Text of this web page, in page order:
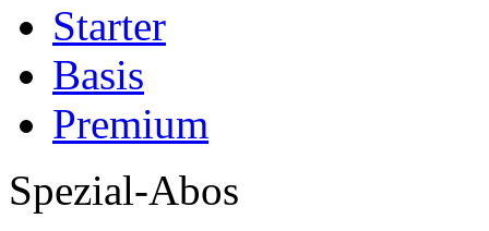
Starter
Basis
Premium
Spezial-Abos